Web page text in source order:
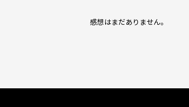
感想はまだありません。